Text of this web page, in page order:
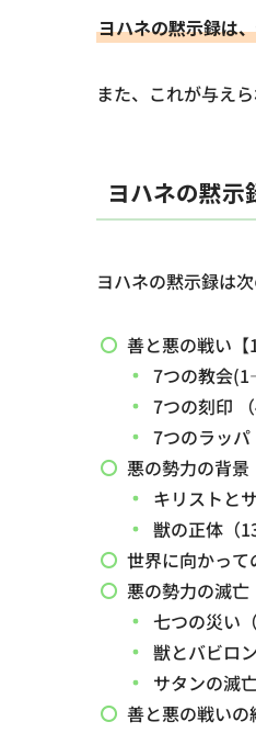
ヨハネの黙示録は
また、これが与え
ヨハネの黙示
ヨハネの黙示録は
善と悪の戦い【
7つの教会
7つの刻印
7つのラッパ
悪の勢力の背景
キリストと
獣の正体（
世界に向かって
悪の勢力の滅亡
七つの災い
獣とバビロ
サタンの滅
善と悪の戦いの